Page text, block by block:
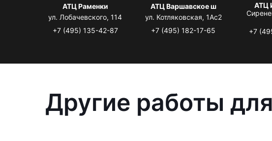
АТЦ Раменки
ул. Лобачевского, 114
+7 (495) 135-42-87
АТЦ Варшавское ш
ул. Котляковская, 1Ас2
+7 (495) 182-17-65
АТЦ
+7
Другие работы